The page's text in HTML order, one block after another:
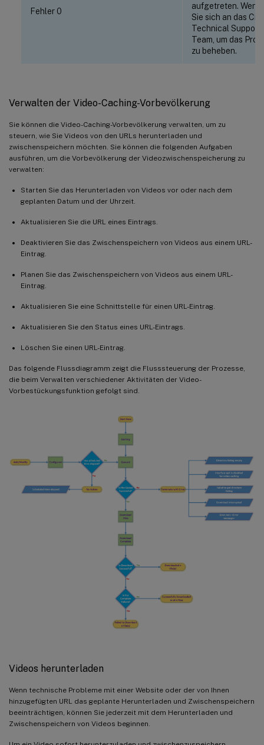
Fehler 0
aufgetreten.
Sie sich an das
Technical Support-
Team, um das
zu beheben.
Verwalten der Video-Caching-Vorbevölkerung
Sie können die Video-Caching-Vorbevölkerung verwalten, um zu
steuern, wie Sie Videos von den URLs herunterladen und
zwischenspeichern möchten. Sie können die folgenden Aufgaben
ausführen, um die Vorbevölkerung der Videozwischenspeicherung zu
verwalten:
Starten Sie das Herunterladen von Videos vor oder nach dem
geplanten Datum und der Uhrzeit.
Aktualisieren Sie die URL eines Eintrags.
Deaktivieren Sie das Zwischenspeichern von Videos aus einem URL-
Eintrag.
Planen Sie das Zwischenspeichern von Videos aus einem URL-
Eintrag.
Aktualisieren Sie eine Schnittstelle für einen URL-Eintrag.
Aktualisieren Sie den Status eines URL-Eintrags.
Löschen Sie einen URL-Eintrag.
Das folgende Flussdiagramm zeigt die Flusssteuerung der Prozesse,
die beim Verwalten verschiedener Aktivitäten der Video-
Vorbestückungsfunktion gefolgt sind.
Videos herunterladen
Wenn technische Probleme mit einer Website oder der von Ihnen
hinzugefügten URL das geplante Herunterladen und Zwischenspeichern
beeinträchtigen, können Sie jederzeit mit dem Herunterladen und
Zwischenspeichern von Videos beginnen.